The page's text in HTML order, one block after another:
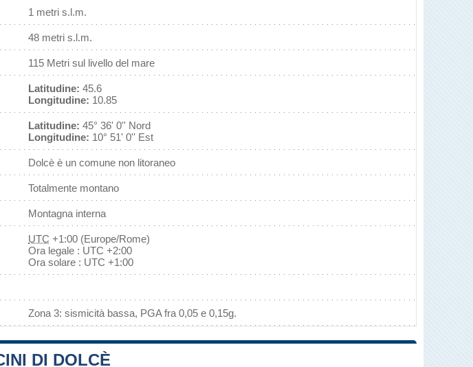
1 metri s.l.m.
48 metri s.l.m.
115 Metri sul livello del mare
Latitudine: 45.6
Longitudine: 10.85
Latitudine: 45° 36' 0'' Nord
Longitudine: 10° 51' 0'' Est
Dolcè è un comune non litoraneo
Totalmente montano
Montagna interna
UTC +1:00 (Europe/Rome)
Ora legale : UTC +2:00
Ora solare : UTC +1:00
Zona 3: sismicità bassa, PGA fra 0,05 e 0,15g.
DI DOLCÈ